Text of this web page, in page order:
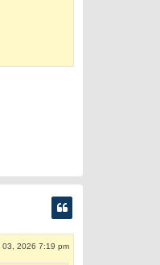
03, 2026 7:19 pm